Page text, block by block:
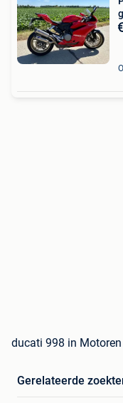
ducati 998 in
Gerelateerde